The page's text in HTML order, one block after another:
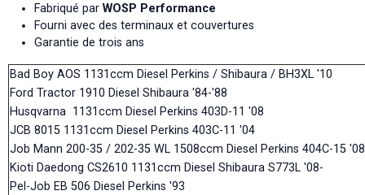
Fabriqué par WOSP Performance
Fourni avec des terminaux et couvertures
Garantie de trois ans
Bad Boy AOS 1131ccm Diesel Perkins / Shibaura / BH3XL '10
Ford Tractor 1910 Diesel Shibaura '84-'88
Husqvarna 1131ccm Diesel Perkins 403D-11 '08
JCB 8015 1131ccm Diesel Perkins 403C-11 '04
Job Mann 200-35 / 202-35 WL 1508ccm Diesel Perkins 404C-15
Kioti Daedong CS2610 1131ccm Diesel Shibaura S773L '08-
Pel-Job EB 506 Diesel Perkins '93